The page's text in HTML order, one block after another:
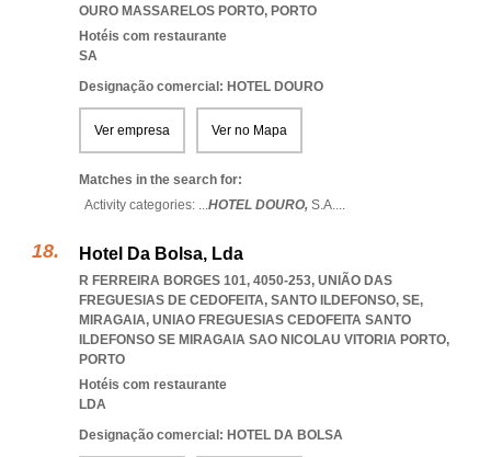
OURO MASSARELOS PORTO, PORTO
Hotéis com restaurante
SA
Designação comercial: HOTEL DOURO
Ver empresa Ver no Mapa
Matches in the search for:
Activity categories: ...HOTEL DOURO, S.A....
Hotel Da Bolsa, Lda
R FERREIRA BORGES 101, 4050-253, UNIÃO DAS
FREGUESIAS DE CEDOFEITA, SANTO ILDEFONSO, SE,
MIRAGAIA, UNIAO FREGUESIAS CEDOFEITA SANTO
ILDEFONSO SE MIRAGAIA SAO NICOLAU VITORIA PORTO,
PORTO
Hotéis com restaurante
LDA
Designação comercial: HOTEL DA BOLSA